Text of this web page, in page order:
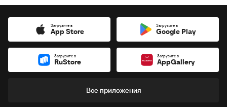
Загрузите в
App Store
Загрузите в
Google Play
Загрузите в
RuStore
Загрузите в
AppGallery
Все приложения